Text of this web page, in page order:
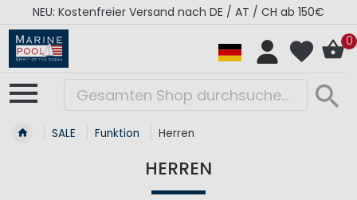
NEU: Kostenfreier Versand nach DE / AT / CH ab 150€
0
SALE Funktion Herren
HERREN